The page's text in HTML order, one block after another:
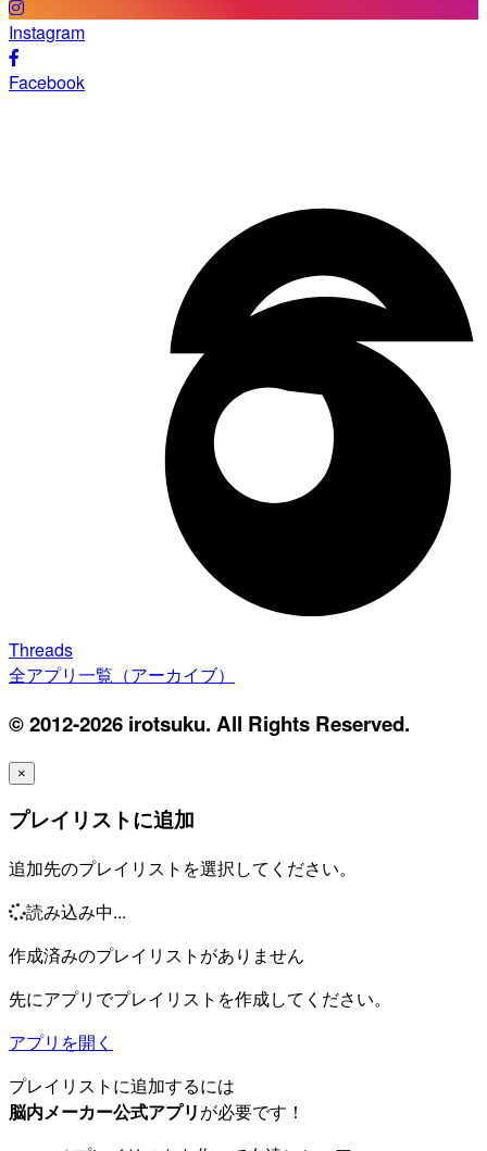
Instagram
Facebook
Threads
全アプリ一覧（アーカイブ）
© 2012-2026 irotsuku. All Rights Reserved.
×
プレイリストに追加
追加先のプレイリストを選択してください。
読み込み中...
作成済みのプレイリストがありません
先にアプリでプレイリストを作成してください。
アプリを開く
プレイリストに追加するには
脳内メーカー公式アプリが必要です！